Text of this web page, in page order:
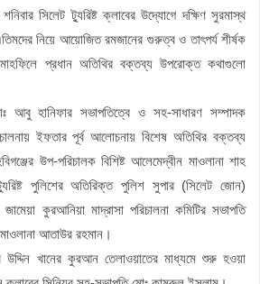
সিলেট ট্যুরিষ্ট ক্লাবের উদ্যোগে দক্ষিণ সুরমাস্থ
নিয়ে আয়োজিত রমজানের গুরুত্ব ও তাৎপর্য শীর্ষক
প্রধান অতিথির বক্তব্য উপরোক্ত কথাগুলো
আবু হানিফার সভাপতিত্বে ও সহ-সাধারণ সম্পাদক
ইফতার পূর্ব আলোচনায় বিশেষ অতিথির বক্তব্য
উপ-পরিচালক বিশিষ্ট আলেমেদ্বীন মাওলানা শাহ
পুলিশের অতিরিক্ত পুলিশ সুপার (সিলেট জোন)
কুরআনিয়া মাদ্রাসা পরিচালনা কমিটির সভাপতি
আতাউর রহমান।
খানের কুরআন তেলাওয়াতের মাধ্যমে শুরু হওয়া